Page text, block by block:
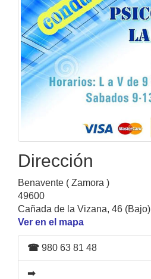
Dirección
Benavente ( Zamora )
49600
Cañada de la Vizana, 46 (Bajo)
Ver en el mapa
☎ 980 63 81 48
➡